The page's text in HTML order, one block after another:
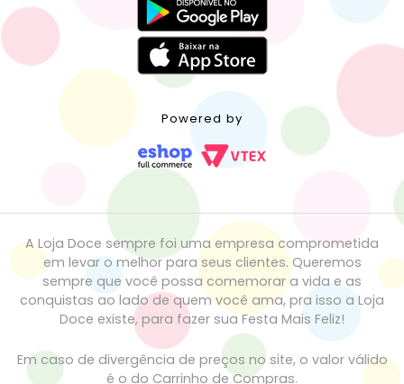
Powered by
A Loja Doce sempre foi uma empresa comprometida
em levar o melhor para seus clientes. Queremos
sempre que você possa comemorar a vida e as
conquistas ao lado de quem você ama, pra isso a Loja
Doce existe, para fazer sua Festa Mais Feliz!
Em caso de divergência de preços no site, o valor válido
é o do Carrinho de Compras.